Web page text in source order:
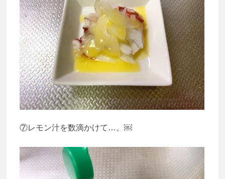
⑦レモン汁を数滴かけて…。￼